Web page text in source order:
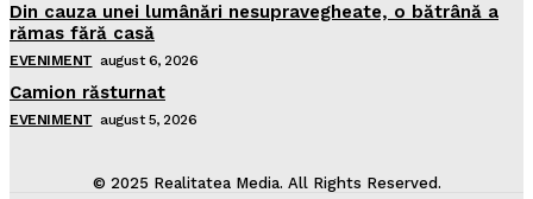
Din cauza unei lumânări nesupravegheate, o bătrână a
rămas fără casă
EVENIMENT august 6, 2026
Camion răsturnat
EVENIMENT august 5, 2026
© 2025 Realitatea Media. All Rights Reserved.